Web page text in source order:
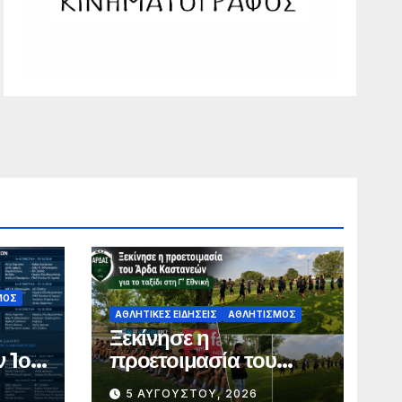
1ο
–
ΑΘΛΗΤΙΚΈΣ ΕΙΔΉΣΕΙΣ ΑΘΛΗΤΙΣΜΌΣ
Ξεκίνησε η
προετοιμασία του
Άρδα Καστανεών για
5 ΑΥΓΟΎΣΤΟΥ, 2026